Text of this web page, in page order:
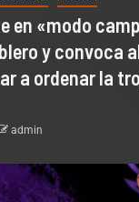
en «modo
y convoca
a ordenar la
admin